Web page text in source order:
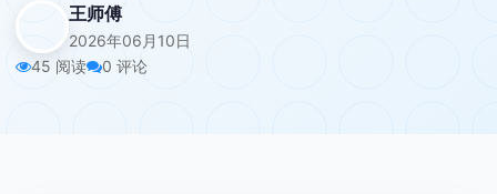
王师傅
2026年06月10日
45 阅读
0 评论